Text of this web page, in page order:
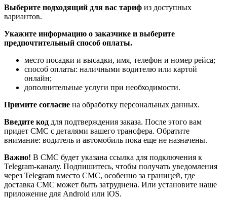
Выберите подходящий для вас тариф из доступных
вариантов.
Укажите информацию о заказчике и выберите
предпочтительный способ оплаты.
место посадки и высадки, имя, телефон и номер рейса;
способ оплаты: наличными водителю или картой
онлайн;
дополнительные услуги при необходимости.
Примите согласие на обработку персональных данных.
Введите код для подтверждения заказа. После этого вам
придет СМС с деталями вашего трансфера. Обратите
внимание: водитель и автомобиль пока еще не назначены.
Важно! В СМС будет указана ссылка для подключения к
Telegram-каналу. Подпишитесь, чтобы получать уведомления
через Telegram вместо СМС, особенно за границей, где
доставка СМС может быть затруднена. Или установите наше
приложение для Android или iOS.